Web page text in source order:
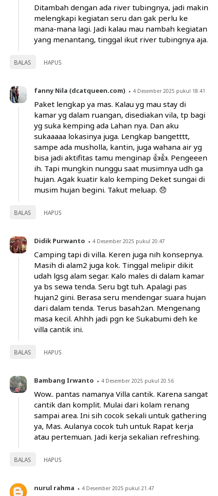
Ditambah dengan ada river tubingnya, jadi makin
melengkapi kegiatan seru dan gak perlu ke
mana-mana lagi. Jadi kalau mau nambah kegiatan
yang menantang, tinggal ikut river tubingnya aja.
BALAS HAPUS
fanny Nila (dcatqueen.com) 4 Desember 2025 pukul 18.41
Paket lengkap ya mas. Kalau yg mau stay di
kamar yg dalam ruangan, disediakan vila, tp bagi
yg suka kemping ada Lahan nya. Dan aku
sukaaaaa lokasinya juga. Lengkap bangetttt,
sampe ada musholla, kantin, juga wahana air yg
bisa jadi aktifitas tamu menginap 👍👍. Pengeeen
ih. Tapi mungkin nunggu saat musimnya udh ga
hujan. Agak kuatir kalo kemping Deket sungai di
musim hujan begini. Takut meluap. 😞
BALAS HAPUS
Didik Purwanto 4 Desember 2025 pukul 20.47
Camping tapi di villa. Keren juga nih konsepnya.
Masih di alam2 juga kok. Tinggal melipir dikit
udah lgsg alam segar. Kalo males di dalam kamar
ya bs sewa tenda. Seru bgt tuh. Apalagi pas
hujan2 gini. Berasa seru mendengar suara hujan
dari dalam tenda. Terus basah2an. Mengenang
masa kecil. Ahhh jadi pgn ke Sukabumi deh ke
villa cantik ini.
BALAS HAPUS
Bambang Irwanto 4 Desember 2025 pukul 20.56
Wow.. pantas namanya Villa cantik. Karena sangat
cantik dan komplit. Mulai dari kolam renang
sampai area. Ini sih cocok sekali untuk gathering
ya, Mas. Aulanya cocok tuh untuk Rapat kerja
atau pertemuan. Jadi kerja sekalian refreshing.
BALAS HAPUS
nurul rahma 4 Desember 2025 pukul 21.47